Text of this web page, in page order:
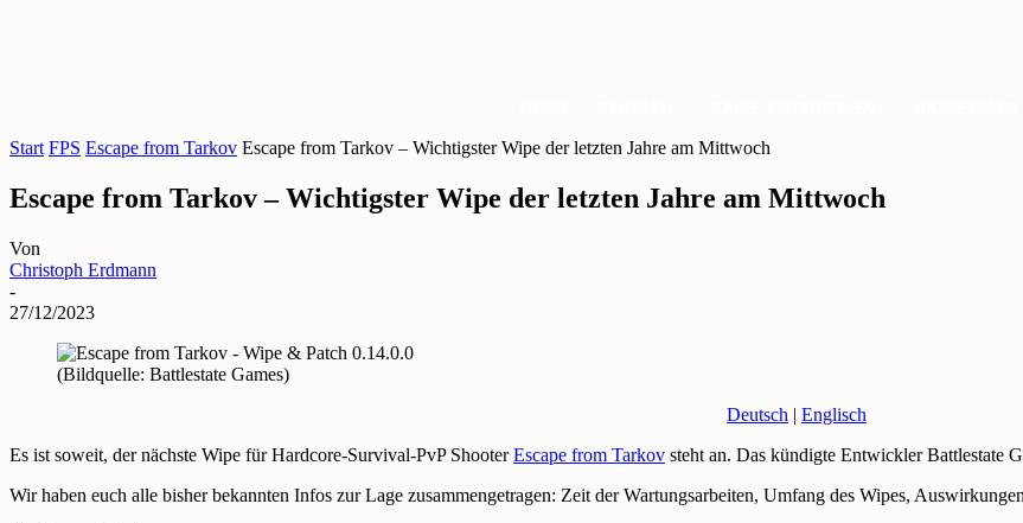
Start FPS Escape from Tarkov Escape from Tarkov – Wichtigster Wipe der letzten Jahre am Mittwoch
Escape from Tarkov – Wichtigster Wipe der letzten Jahre am Mittwoch
Von
Christoph Erdmann
-
27/12/2023
(Bildquelle: Battlestate Games)
Deutsch | Englisch
Es ist soweit, der nächste Wipe für Hardcore-Survival-PvP ShooterEscape from Tarkov steht an. Das kündigte Entwickler Battlestate
Wir haben euch alle bisher bekannten Infos zur Lage zusammengetragen: Zeit der Wartungsarbeiten, Umfang des Wipes,